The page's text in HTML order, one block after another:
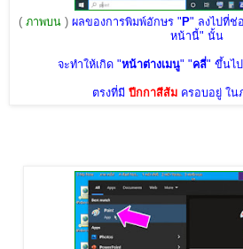
( ภาพบน ) ผลของการพิมพ์อักษร " P" ลงไปที่ช่
หน้านี้" นั้น
จะทำให้เกิด "หน้าต่างเมนู" "คลี่" ขึ้นไ
ตรงที่มี ปีกกาสีส้ม ครอบอยู่ ใ